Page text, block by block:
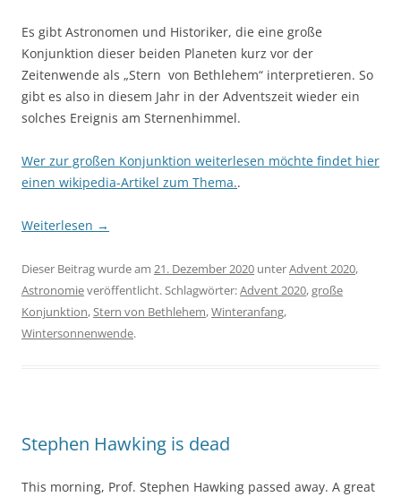
Es gibt Astronomen und Historiker, die eine große
Konjunktion dieser beiden Planeten kurz vor der
Zeitenwende als „Stern von Bethlehem“ interpretieren. So
gibt es also in diesem Jahr in der Adventszeit wieder ein
solches Ereignis am Sternenhimmel.
Wer zur großen Konjunktion weiterlesen möchte findet hier
einen wikipedia-Artikel zum Thema..
Weiterlesen →
Dieser Beitrag wurde am 21. Dezember 2020 unterAdvent 2020,
Astronomieveröffentlicht. Schlagwörter:Advent 2020,große
Konjunktion,Stern von Bethlehem,Winteranfang,
Wintersonnenwende.
Stephen Hawking is dead
This morning, Prof. Stephen Hawking passed away. A great